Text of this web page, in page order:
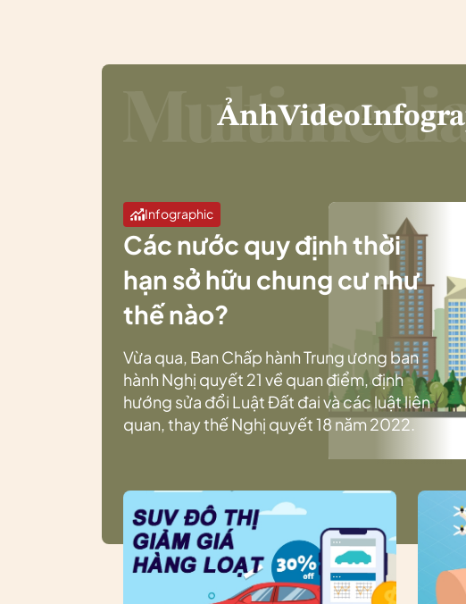
ẢnhVideo
Infographic
Các nước quy định thời
hạn sở hữu chung cư như
thế nào?
Vừa qua, Ban Chấp hành Trung ương ban
hành Nghị quyết 21 về quan điểm, định
hướng sửa đổi Luật Đất đai và các luật liên
quan, thay thế Nghị quyết 18 năm 2022.